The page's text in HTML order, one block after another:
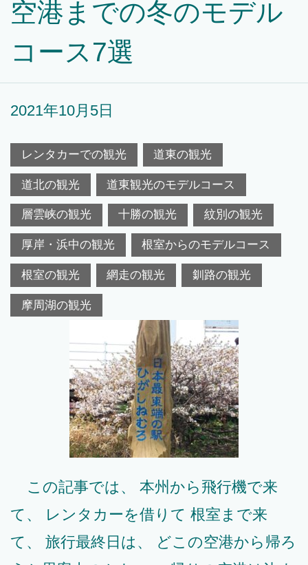
空港までの冬のモデル
コース7選
2021年10月5日
レンタカーでの観光 道東の観光
道北の観光 道東観光のモデルコース
層雲峡の観光 十勝の観光 紋別の観光
厚岸・浜中の観光 根室からのモデルコース
根室の観光 網走の観光 釧路の観光
摩周湖の観光
この記事では、 本州から飛行機で来
て、 レンタカーを借りて 根室まで来
て、 旅行最終日は、 どこの空港から帰ろ